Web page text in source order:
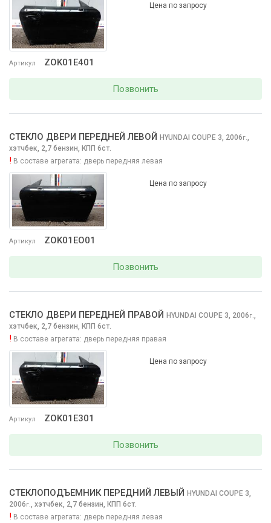
Артикул ZOK01E401
Цена по запросу
Позвонить
Артикул ZOK01EO01
СТЕКЛО ДВЕРИ ПЕРЕДНЕЙ ЛЕВОЙ HYUNDAI COUPE 3, 2006г.,
хэтчбек, 2,7 бензин, КПП 6ст.
! В составе агрегата: дверь передняя левая
Цена по запросу
Позвонить
Артикул ZOK01E301
СТЕКЛО ДВЕРИ ПЕРЕДНЕЙ ПРАВОЙ HYUNDAI COUPE 3, 2006г.,
хэтчбек, 2,7 бензин, КПП 6ст.
! В составе агрегата: дверь передняя правая
Цена по запросу
Позвонить
СТЕКЛОПОДЪЕМНИК ПЕРЕДНИЙ ЛЕВЫЙ HYUNDAI COUPE 3,
2006г., хэтчбек, 2,7 бензин, КПП 6ст.
! В составе агрегата: дверь передняя левая